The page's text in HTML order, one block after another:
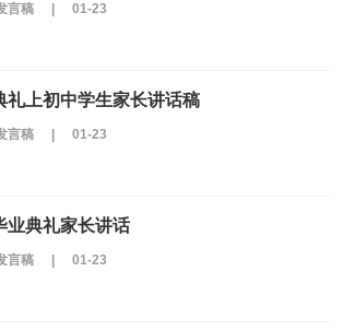
言稿 01-23
礼上初中学生家长讲话稿
言稿 01-23
业典礼家长讲话
言稿 01-23